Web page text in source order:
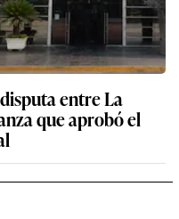
entre La
que aprobó el